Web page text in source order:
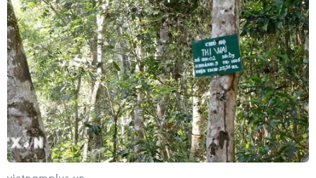
tăng thu, chống thất thu ngân sách.